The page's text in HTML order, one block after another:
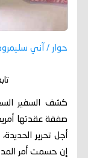
حوار / آني
كشف السفير
صفقة عقدتها
أجل تحرير
إن حسمت أمر